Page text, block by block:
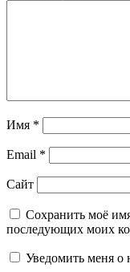
Имя *
Email *
Сайт
Сохранить моё
последующих моих
Уведомить меня о